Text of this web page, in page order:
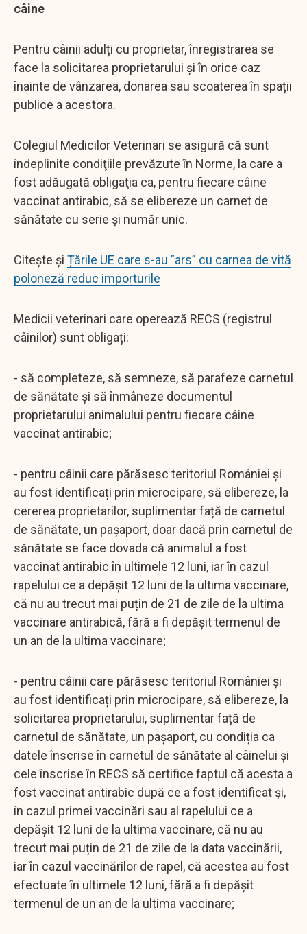
câine
Pentru câinii adulți cu proprietar, înregistrarea se
face la solicitarea proprietarului și în orice caz
înainte de vânzarea, donarea sau scoaterea în spații
publice a acestora.
Colegiul Medicilor Veterinari se asigură că sunt
îndeplinite condiţiile prevăzute în Norme, la care a
fost adăugată obligaţia ca, pentru fiecare câine
vaccinat antirabic, să se elibereze un carnet de
sănătate cu serie și număr unic.
Citește și Țările UE care s-au ”ars” cu carnea de vită
poloneză reduc importurile
Medicii veterinari care operează RECS (registrul
câinilor) sunt obligați:
- să completeze, să semneze, să parafeze carnetul
de sănătate și să înmâneze documentul
proprietarului animalului pentru fiecare câine
vaccinat antirabic;
- pentru câinii care părăsesc teritoriul României și
au fost identificați prin microcipare, să elibereze, la
cererea proprietarilor, suplimentar față de carnetul
de sănătate, un pașaport, doar dacă prin carnetul de
sănătate se face dovada că animalul a fost
vaccinat antirabic în ultimele 12 luni, iar în cazul
rapelului ce a depășit 12 luni de la ultima vaccinare,
că nu au trecut mai puțin de 21 de zile de la ultima
vaccinare antirabică, fără a fi depășit termenul de
un an de la ultima vaccinare;
- pentru câinii care părăsesc teritoriul României și
au fost identificați prin microcipare, să elibereze, la
solicitarea proprietarului, suplimentar față de
carnetul de sănătate, un pașaport, cu condiția ca
datele înscrise în carnetul de sănătate al câinelui și
cele înscrise în RECS să certifice faptul că acesta a
fost vaccinat antirabic după ce a fost identificat și,
în cazul primei vaccinări sau al rapelului ce a
depășit 12 luni de la ultima vaccinare, că nu au
trecut mai puțin de 21 de zile de la data vaccinării,
iar în cazul vaccinărilor de rapel, că acestea au fost
efectuate în ultimele 12 luni, fără a fi depășit
termenul de un an de la ultima vaccinare;